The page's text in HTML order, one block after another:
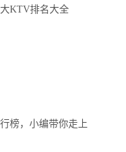
KTV排名大全
榜，小编带你走上